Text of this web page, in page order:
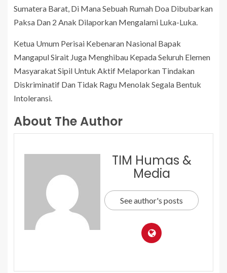
Sumatera Barat, Di Mana Sebuah Rumah Doa Dibubarkan
Paksa Dan 2 Anak Dilaporkan Mengalami Luka-Luka.
Ketua Umum Perisai Kebenaran Nasional Bapak
Mangapul Sirait Juga Menghibau Kepada Seluruh Elemen
Masyarakat Sipil Untuk Aktif Melaporkan Tindakan
Diskriminatif Dan Tidak Ragu Menolak Segala Bentuk
Intoleransi.
About The Author
TIM Humas &
Media
See author's posts